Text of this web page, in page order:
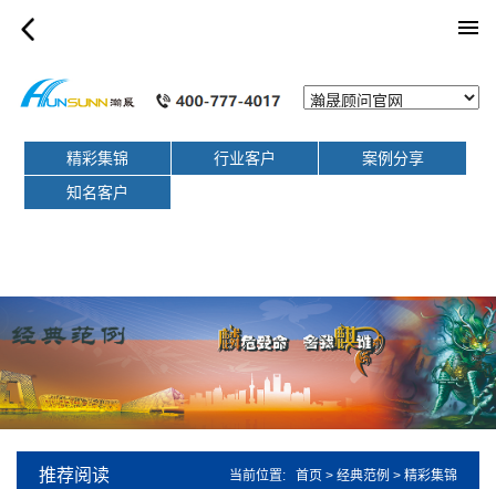
精彩集锦 行业客户
案例分享
知名客户
推荐阅读 当前位置: 首页 > 经典范例 > 精彩集锦